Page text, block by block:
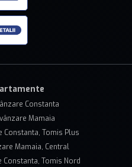
Constanta
Mamaia
Constanta, Tomis Plus
Mamaia, Central
Tomis Nord